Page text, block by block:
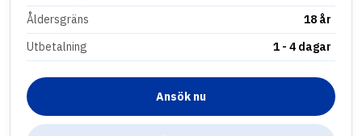
Åldersgräns
18 år
Utbetalning
1 - 4 dagar
Ansök nu